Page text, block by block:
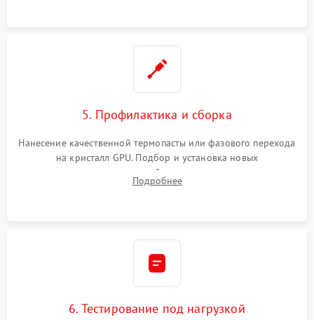
5. Профилактика и сборка
Нанесение качественной термопасты или фазового перехода
на кристалл GPU. Подбор и установка новых
термопрокладок правильной толщины на память и цепи
питания. Монтаж радиатора и бэкплейта, подключение и
Подробнее
6. Тестирование под нагрузкой